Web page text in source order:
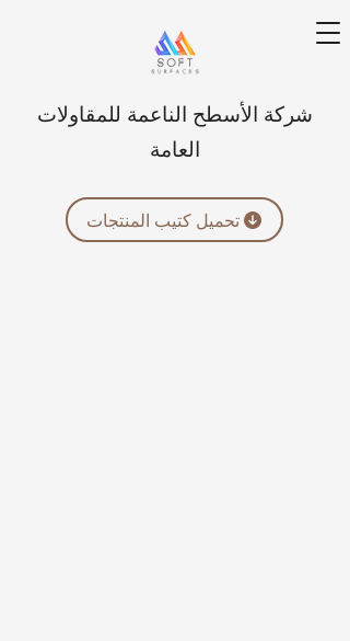
شركة الأسطح الناعمة للمقاولات
العامة
تحميل كتيب المنتجات